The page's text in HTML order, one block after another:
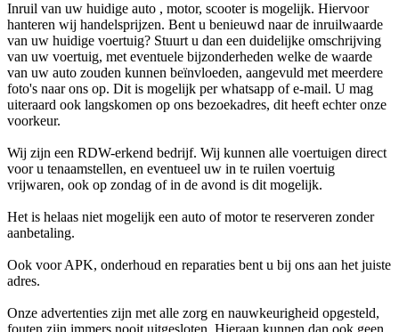
Inruil van uw huidige auto , motor, scooter is mogelijk. Hiervoor
hanteren wij handelsprijzen. Bent u benieuwd naar de inruilwaarde
van uw huidige voertuig? Stuurt u dan een duidelijke omschrijving
van uw voertuig, met eventuele bijzonderheden welke de waarde
van uw auto zouden kunnen beïnvloeden, aangevuld met meerdere
foto's naar ons op. Dit is mogelijk per whatsapp of e-mail. U mag
uiteraard ook langskomen op ons bezoekadres, dit heeft echter onze
voorkeur.
Wij zijn een RDW-erkend bedrijf. Wij kunnen alle voertuigen direct
voor u tenaamstellen, en eventueel uw in te ruilen voertuig
vrijwaren, ook op zondag of in de avond is dit mogelijk.
Het is helaas niet mogelijk een auto of motor te reserveren zonder
aanbetaling.
Ook voor APK, onderhoud en reparaties bent u bij ons aan het juiste
adres.
Onze advertenties zijn met alle zorg en nauwkeurigheid opgesteld,
fouten zijn immers nooit uitgesloten. Hieraan kunnen dan ook geen